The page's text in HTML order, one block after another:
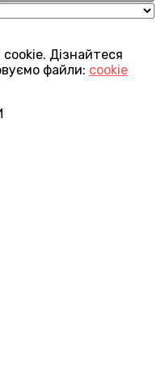
Дізнайтеся
файли: cookie